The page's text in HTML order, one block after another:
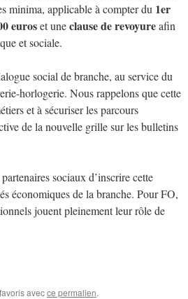
minima, applicable à compter du 1er
euroset uneclause de revoyureafin
et sociale.
social de branche, au service du
horlogerie. Nous rappelons que cette
et à sécuriser les parcours
de la nouvelle grille sur les bulletins
sociaux d’inscrire cette
économiques de la branche. Pour FO,
jouent pleinement leur rôle de
avecce permalien.